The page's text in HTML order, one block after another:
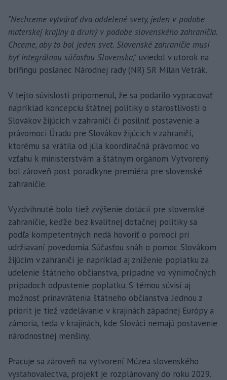
"Nechceme vytvárať dva oddelené svety, jeden v podobe
materskej krajiny a druhý v podobe slovenského zahraničia.
Chceme, aby to bol jeden svet. Slovenské zahraničie musí
byť integrálnou súčasťou Slovenska," uviedol v utorok na
brífingu poslanec Národnej rady (NR) SR Milan Vetrák.
V tejto súvislosti pripomenul, že sa podarilo vypracovať
napríklad koncepciu štátnej politiky o starostlivosti o
Slovákov žijúcich v zahraničí či posilniť postavenie a
právomoci Úradu pre Slovákov žijúcich v zahraničí,
ktorému sa vrátila od júla koordinačná právomoc vo
vzťahu k ministerstvám a štátnym orgánom. Vytvorený
bol zároveň post poradkyne premiéra pre slovenské
zahraničie.
Vyzdvihnuté bolo tiež zvýšenie dotácií pre slovenské
zahraničie, keďže bez kvalitnej dotačnej politiky sa
podľa kompetentných nedá hovoriť o pomoci pri
udržiavaní povedomia. Súčasťou snáh o pomoc Slovákom
žijúcim v zahraničí je napríklad aj zníženie poplatku za
udelenie štátneho občianstva, prípadne vo výnimočných
prípadoch odpustenie poplatku. S témou súvisí aj
možnosť prinavrátenia štátneho občianstva. Jednou z
priorít je tiež vzdelávanie v krajinách západnej Európy a
zámoria, teda v krajinách, kde Slováci nemajú postavenie
národnostnej menšiny.
Pracuje sa zároveň na vytvorení Múzea slovenského
vysťahovalectva, projekt je rozplánovaný do roku 2029.